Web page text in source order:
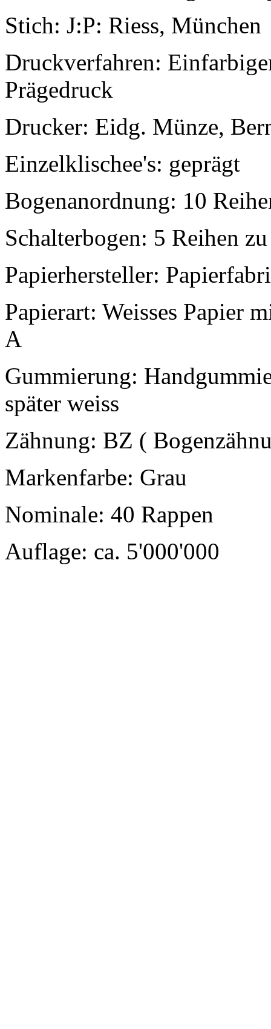
Stich: J:P: Riess, München
Druckverfahren:
Prägedruck
Drucker: Eidg. Münze,
Einzelklischee's: geprägt
Bogenanordnung: 10
Schalterbogen: 5 Reihen
Papierhersteller:
Papierart: Weisses Papier
A
Gummierung:
später weiss
Zähnung: BZ (
Markenfarbe: Grau
Nominale: 40 Rappen
Auflage: ca. 5'000'000